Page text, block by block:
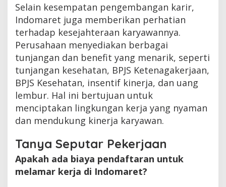
Selain kesempatan pengembangan karir,
Indomaret juga memberikan perhatian
terhadap kesejahteraan karyawannya.
Perusahaan menyediakan berbagai
tunjangan dan benefit yang menarik, seperti
tunjangan kesehatan, BPJS Ketenagakerjaan,
BPJS Kesehatan, insentif kinerja, dan uang
lembur. Hal ini bertujuan untuk
menciptakan lingkungan kerja yang nyaman
dan mendukung kinerja karyawan.
Tanya Seputar Pekerjaan
Apakah ada biaya pendaftaran untuk
melamar kerja di Indomaret?